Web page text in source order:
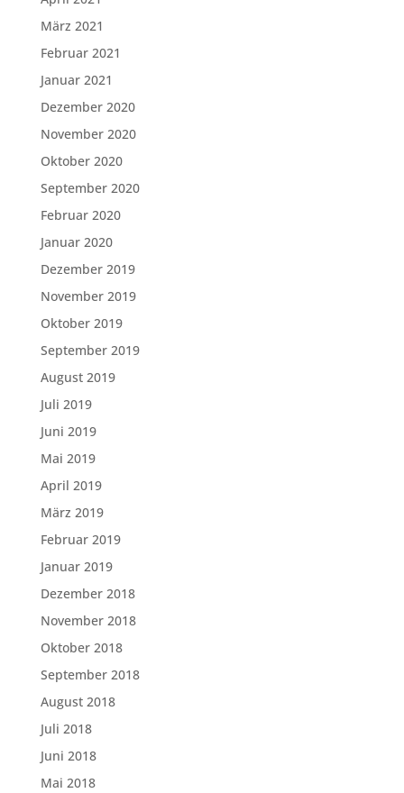
März 2021
Februar 2021
Januar 2021
Dezember 2020
November 2020
Oktober 2020
September 2020
Februar 2020
Januar 2020
Dezember 2019
November 2019
Oktober 2019
September 2019
August 2019
Juli 2019
Juni 2019
Mai 2019
April 2019
März 2019
Februar 2019
Januar 2019
Dezember 2018
November 2018
Oktober 2018
September 2018
August 2018
Juli 2018
Juni 2018
Mai 2018